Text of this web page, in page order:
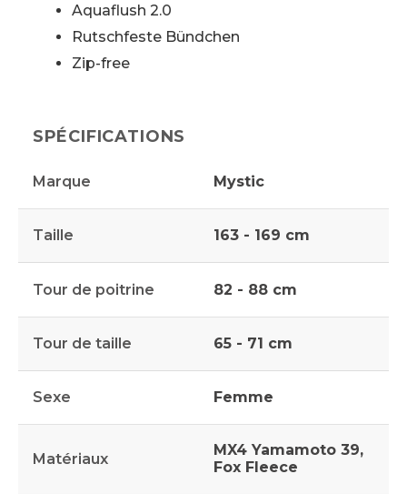
Aquaflush 2.0
Rutschfeste Bündchen
Zip-free
SPÉCIFICATIONS
Marque Mystic
Taille 163 - 169 cm
Tour de poitrine 82 - 88 cm
Tour de taille 65 - 71 cm
Sexe Femme
Matériaux
MX4 Yamamoto 39,
Fox Fleece